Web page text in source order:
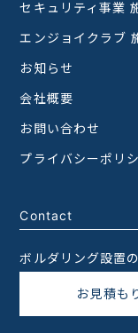
セキュリティ事業
エンジョイクラブ
お知らせ
会社概要
お問い合わせ
プライバシーポリ
Contact
ボルダリング設置
お見積も